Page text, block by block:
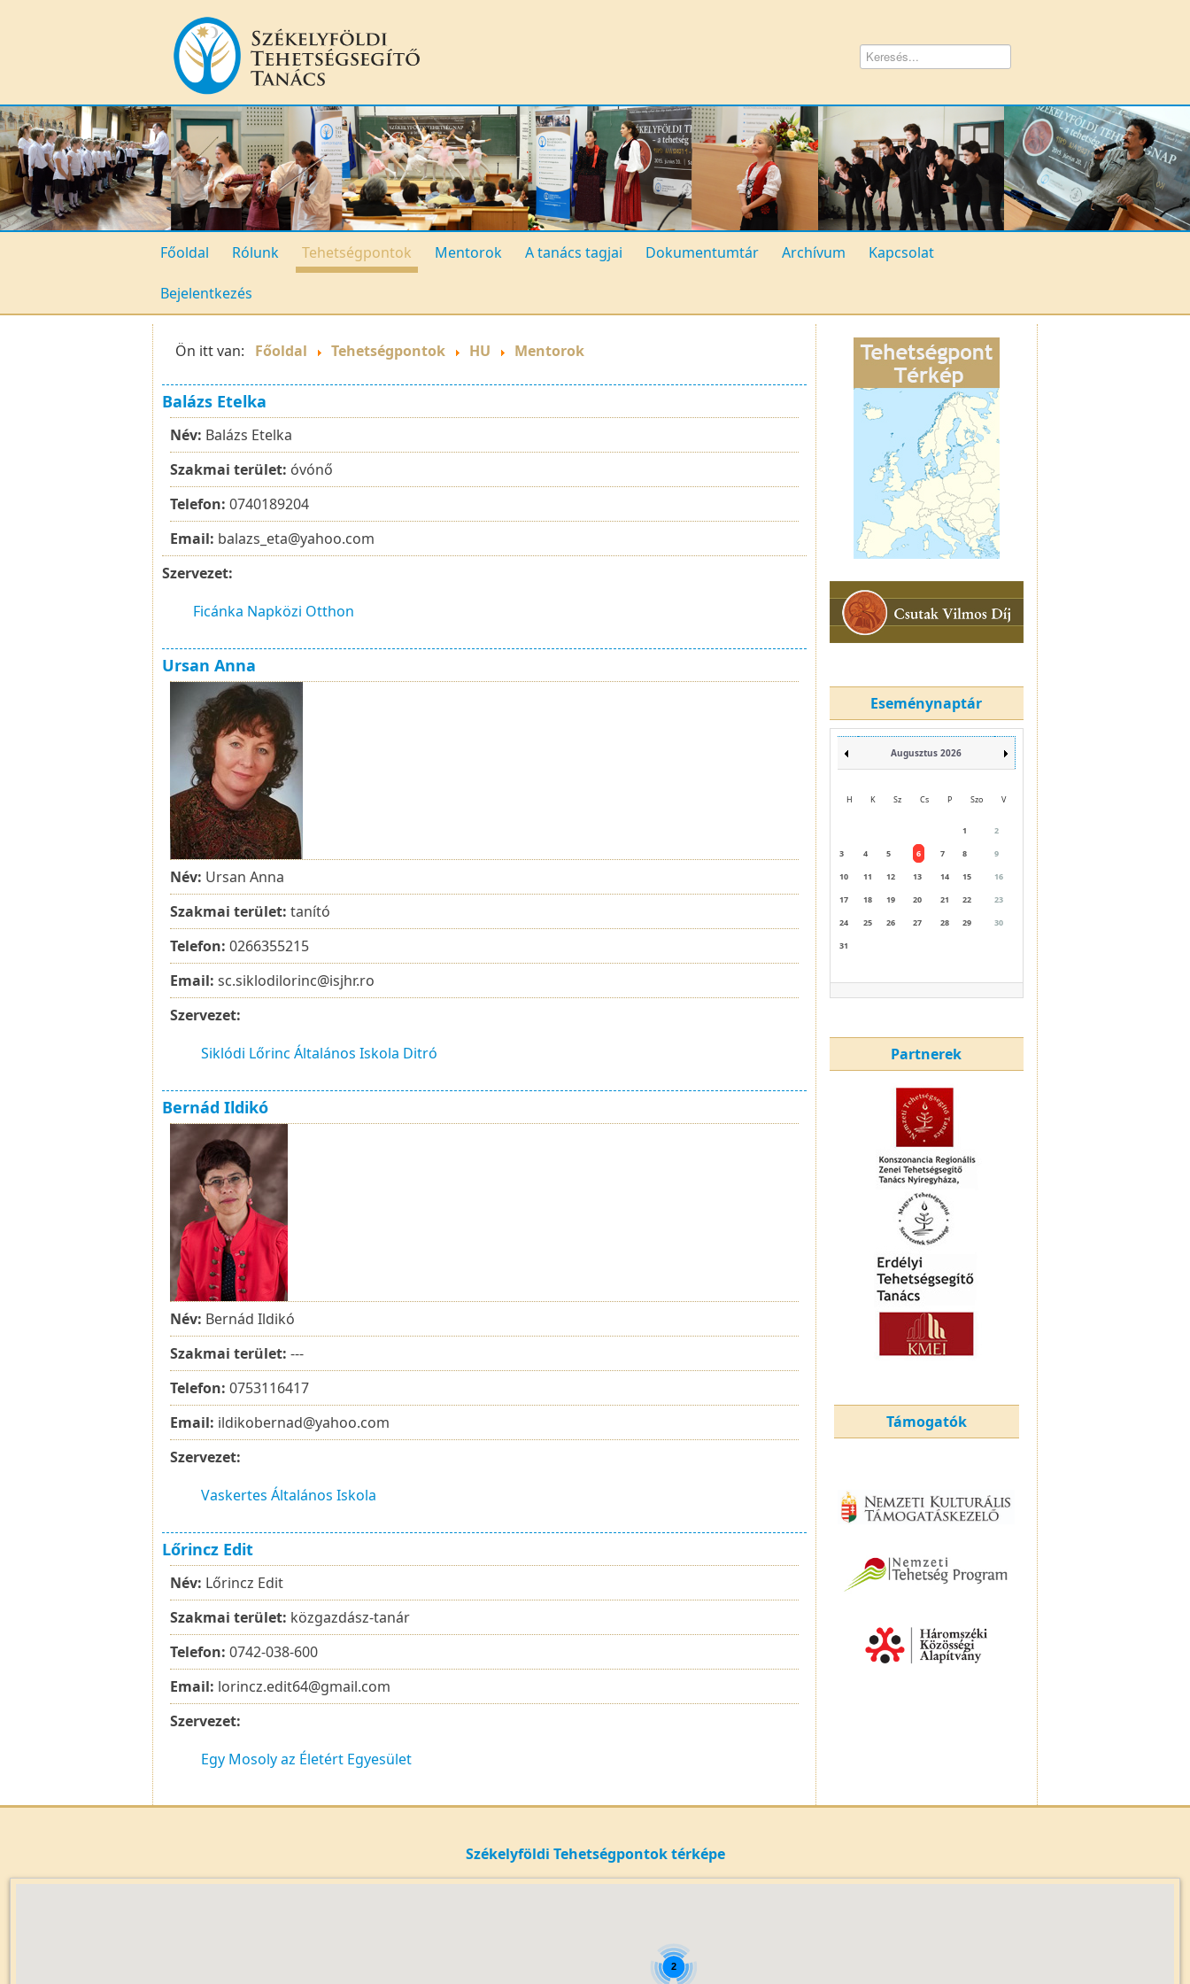
Főoldal Rólunk Tehetségpontok Mentorok A tanács tagjai Dokumentumtár Archívum Kapcsolat
Bejelentkezés
Ön itt van: Főoldal Tehetségpontok HU Mentorok
Balázs Etelka
Név: Balázs Etelka
Szakmai terület: óvónő
Telefon: 0740189204
Email: balazs_eta@yahoo.com
Szervezet:
Ficánka Napközi Otthon
Ursan Anna
Név: Ursan Anna
Szakmai terület: tanító
Telefon: 0266355215
Email: sc.siklodilorinc@isjhr.ro
Szervezet:
Siklódi Lőrinc Általános Iskola Ditró
Bernád Ildikó
Név: Bernád Ildikó
Szakmai terület: ---
Telefon: 0753116417
Email: ildikobernad@yahoo.com
Szervezet:
Vaskertes Általános Iskola
Lőrincz Edit
Név: Lőrincz Edit
Szakmai terület: közgazdász-tanár
Telefon: 0742-038-600
Email: lorincz.edit64@gmail.com
Szervezet:
Egy Mosoly az Életért Egyesület
Eseménynaptár
Augusztus 2026
H K Sz Cs P Szo V
1
2
3
4 5 6 7 8
9
10
11 12 13 14 15
16
17
18 19 20 21 22
23
24
25 26 27 28 29
30
31
Partnerek
Támogatók
Székelyföldi Tehetségpontok térképe
2